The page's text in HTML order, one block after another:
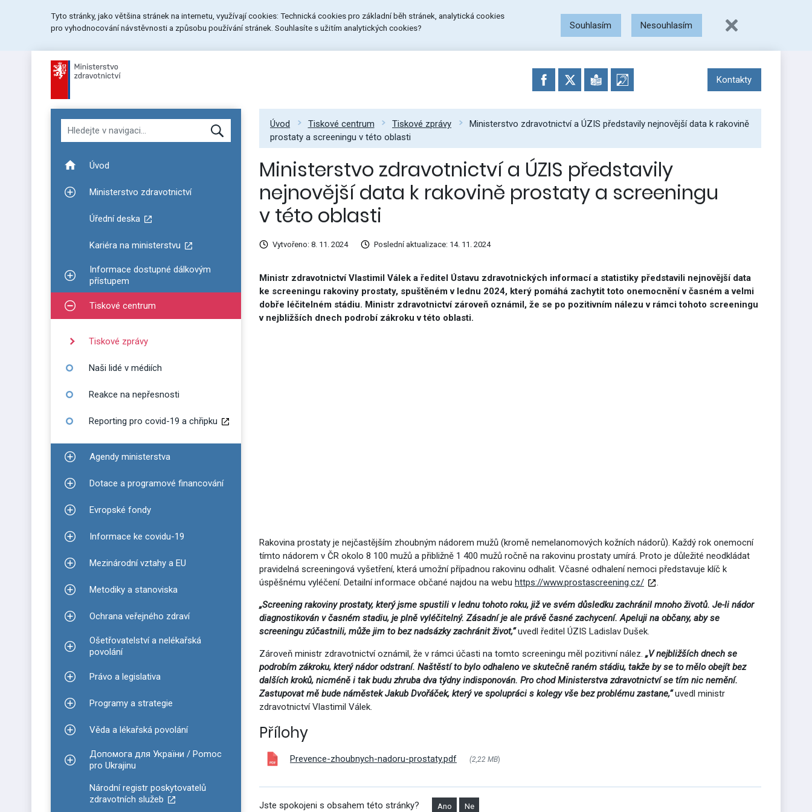
Tyto stránky, jako většina stránek na internetu, využívají cookies: Technická cookies pro základní běh stránek, analytická cookies
pro vyhodnocování návstěvnosti a způsobu používání stránek. Souhlasíte s užitím analytických cookies?
Souhlasím Nesouhlasím
Kontakty
Hledat v navigaci
Úvod
Zobrazit podmenu pro Ministerstvo zdravotnictví
Ministerstvo zdravotnictví
Úřední deska
Kariéra na ministerstvu
Zobrazit podmenu pro Informace dostupné dálkovým přístupem
Informace dostupné dálkovým
přístupem
Zobrazit podmenu pro Tiskové centrum
Tiskové centrum
Tiskové zprávy
Naši lidé v médiích
Reakce na nepřesnosti
Reporting pro covid-19 a chřipku
Zobrazit podmenu pro Agendy ministerstva
Agendy ministerstva
Zobrazit podmenu pro Dotace a programové financování
Dotace a programové financování
Zobrazit podmenu pro Evropské fondy
Evropské fondy
Zobrazit podmenu pro Informace ke covidu-19
Informace ke covidu-19
Zobrazit podmenu pro Mezinárodní vztahy a EU
Mezinárodní vztahy a EU
Zobrazit podmenu pro Metodiky a stanoviska
Metodiky a stanoviska
Zobrazit podmenu pro Ochrana veřejného zdraví
Ochrana veřejného zdraví
Zobrazit podmenu pro Ošetřovatelství a nelékařská povolání
Ošetřovatelství a nelékařská
povolání
Zobrazit podmenu pro Právo a legislativa
Právo a legislativa
Zobrazit podmenu pro Programy a strategie
Programy a strategie
Zobrazit podmenu pro Věda a lékařská povolání
Věda a lékařská povolání
Zobrazit podmenu pro Допомога для України / Pomoc pro Ukrajinu
Допомога для України / Pomoc
pro Ukrajinu
Národní registr poskytovatelů
zdravotních služeb
Úvod Tiskové centrum Tiskové zprávy
Ministerstvo zdravotnictví a ÚZIS představily nejnovější data k rakovině
prostaty a screeningu v této oblasti
Ministerstvo zdravotnictví a ÚZIS představily
nejnovější data k rakovině prostaty a screeningu
v této oblasti
Vytvořeno: 8. 11. 2024 Poslední aktualizace: 14. 11. 2024
Ministr zdravotnictví Vlastimil Válek a ředitel Ústavu zdravotnických informací a statistiky představili nejnovější data
ke screeningu rakoviny prostaty, spuštěném v lednu 2024, který pomáhá zachytit toto onemocnění v časném a velmi
dobře léčitelném stádiu. Ministr zdravotnictví zároveň oznámil, že se po pozitivním nálezu v rámci tohoto screeningu
v nejbližších dnech podrobí zákroku v této oblasti.
Rakovina prostaty je nejčastějším zhoubným nádorem mužů (kromě nemelanomových kožních nádorů). Každý rok onemocní
tímto nádorem v ČR okolo 8 100 mužů a přibližně 1 400 mužů ročně na rakovinu prostaty umírá. Proto je důležité neodkládat
pravidelná screeningová vyšetření, která umožní případnou rakovinu odhalit. Včasné odhalení nemoci představuje klíč k
úspěšnému vyléčení. Detailní informace občané najdou na webu https://www.prostascreening.cz/ .
„Screening rakoviny prostaty, který jsme spustili v lednu tohoto roku, již ve svém důsledku zachránil mnoho životů. Je-li nádor
diagnostikován v časném stadiu, je plně vyléčitelný. Zásadní je ale právě časné zachycení. Apeluji na občany, aby se
screeningu zúčastnili, může jim to bez nadsázky zachránit život,“uvedl ředitel ÚZIS Ladislav Dušek.
Zároveň ministr zdravotnictví oznámil, že v rámci účasti na tomto screeningu měl pozitivní nález. „V nejbližších dnech se
podrobím zákroku, který nádor odstraní. Naštěstí to bylo odhaleno ve skutečně raném stádiu, takže by se to mělo obejít bez
dalších kroků, nicméně i tak budu zhruba dva týdny indisponován. Pro chod Ministerstva zdravotnictví se tím nic nemění.
Zastupovat mě bude náměstek Jakub Dvořáček, který ve spolupráci s kolegy vše bez problému zastane,“uvedl ministr
zdravotnictví Vlastimil Válek.
Přílohy
Prevence-zhoubnych-nadoru-prostaty.pdf (2,22 MB)
Jste spokojeni s obsahem této stránky? Ano Ne